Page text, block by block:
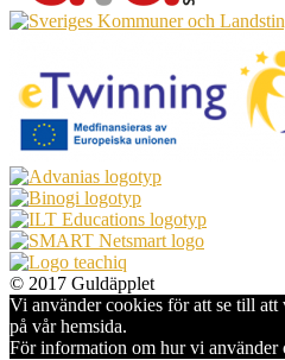
© 2017 Guldäpplet
Vi använder cookies för att se till att
på vår hemsida.
För information om hur vi använder